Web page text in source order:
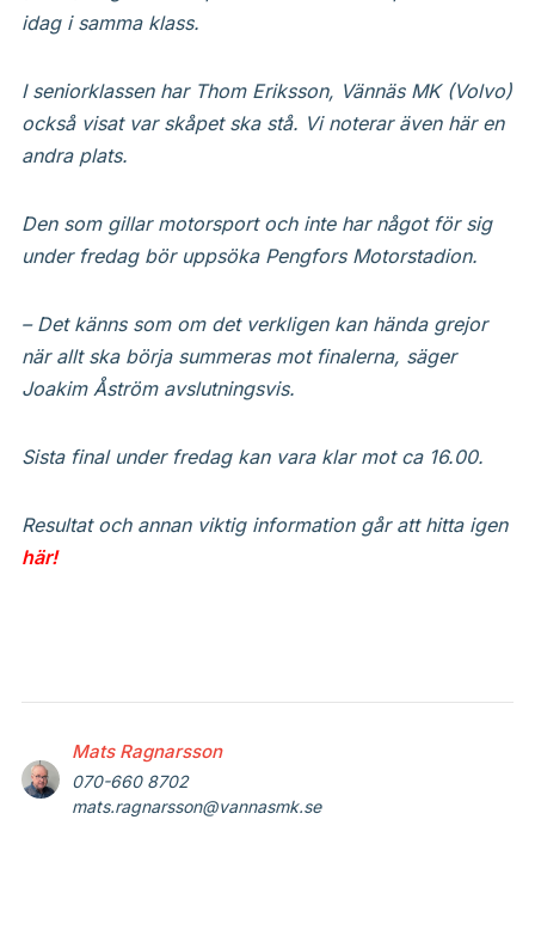
idag i samma klass.
I seniorklassen har Thom Eriksson, Vännäs MK (Volvo)
också visat var skåpet ska stå. Vi noterar även här en
andra plats.
Den som gillar motorsport och inte har något för sig
under fredag bör uppsöka Pengfors Motorstadion.
– Det känns som om det verkligen kan hända grejor
när allt ska börja summeras mot finalerna, säger
Joakim Åström avslutningsvis.
Sista final under fredag kan vara klar mot ca 16.00.
Resultat och annan viktig information går att hitta igen
här!
Mats Ragnarsson
070-660 8702
mats.ragnarsson@vannasmk.se